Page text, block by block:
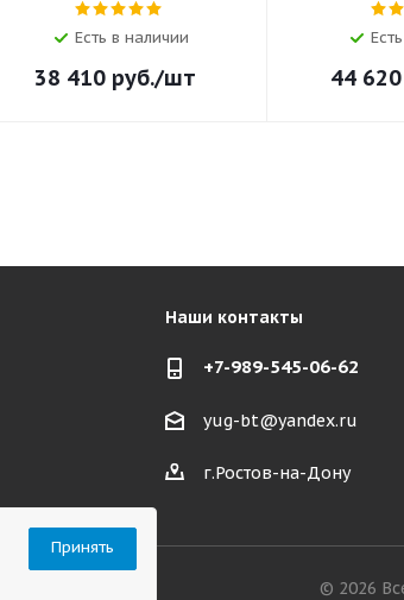
Есть в наличии
38 410 руб./шт 44 620
Наши контакты
+7-989-545-06-62
yug-bt@yandex.ru
г.Ростов-на-Дону
© 2026
Принять